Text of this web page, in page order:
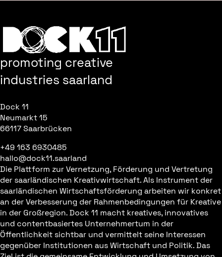
promoting creative
industries saarland
Dock 11
Neumarkt 15
66117 Saarbrücken
+49 163 6930485
hallo@dock11.saarland
Die Plattform zur Vernetzung, Förderung und Vertretung
der saarländischen Kreativwirtschaft. Als Instrument der
saarländischen Wirtschaftsförderung arbeiten wir konkret
an der Verbesserung der Rahmenbedingungen für Kreative
in der Großregion. Dock 11 macht kreatives, innovatives
und contentbasiertes Unternehmertum in der
Öffentlichkeit sichtbar und vermittelt seine Interessen
gegenüber Institutionen aus Wirtschaft und Politik. Das